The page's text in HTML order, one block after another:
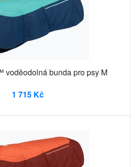
voděodolná bunda pro psy M
1 715 Kč